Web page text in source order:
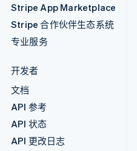
Stripe App Marketplace
Stripe 合作伙伴生态系统
专业服务
开发者
文档
API 参考
API 状态
API 更改日志